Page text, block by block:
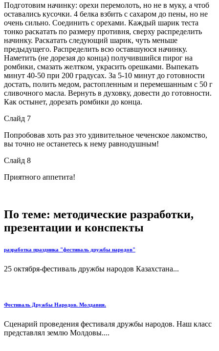
Подготовим начинку: орехи перемолоть, но не в муку, а чтоб
оставались кусочки. 4 белка взбить с сахаром до пены, но не
очень сильно. Соединить с орехами. Каждый шарик теста
тонко раскатать по размеру противня, сверху распределить
начинку. Раскатать следующий шарик, чуть меньше
предыдущего. Распределить всю оставшуюся начинку.
Наметить (не дорезая до конца) получившийся пирог на
ромбики, смазать желтком, украсить орешками. Выпекать
минут 40-50 при 200 градусах. За 5-10 минут до готовности
достать, полить медом, растопленным и перемешанным с 50 г
сливочного масла. Вернуть в духовку, довести до готовности.
Как остынет, дорезать ромбики до конца.
Слайд 7
Попробовав хоть раз это удивительное чеченское лакомство,
вы точно не останетесь к нему равнодушным!
Слайд 8
Приятного аппетита!
По теме: методические разработки,
презентации и конспекты
разработка праздника "фестиваль дружбы народов"
25 октября-фестиваль дружбы народов Казахстана...
Фестиваль Дружбы Народов. Молдавия.
Сценарий проведения фестиваля дружбы народов. Наш класс
представлял землю Молдовы....